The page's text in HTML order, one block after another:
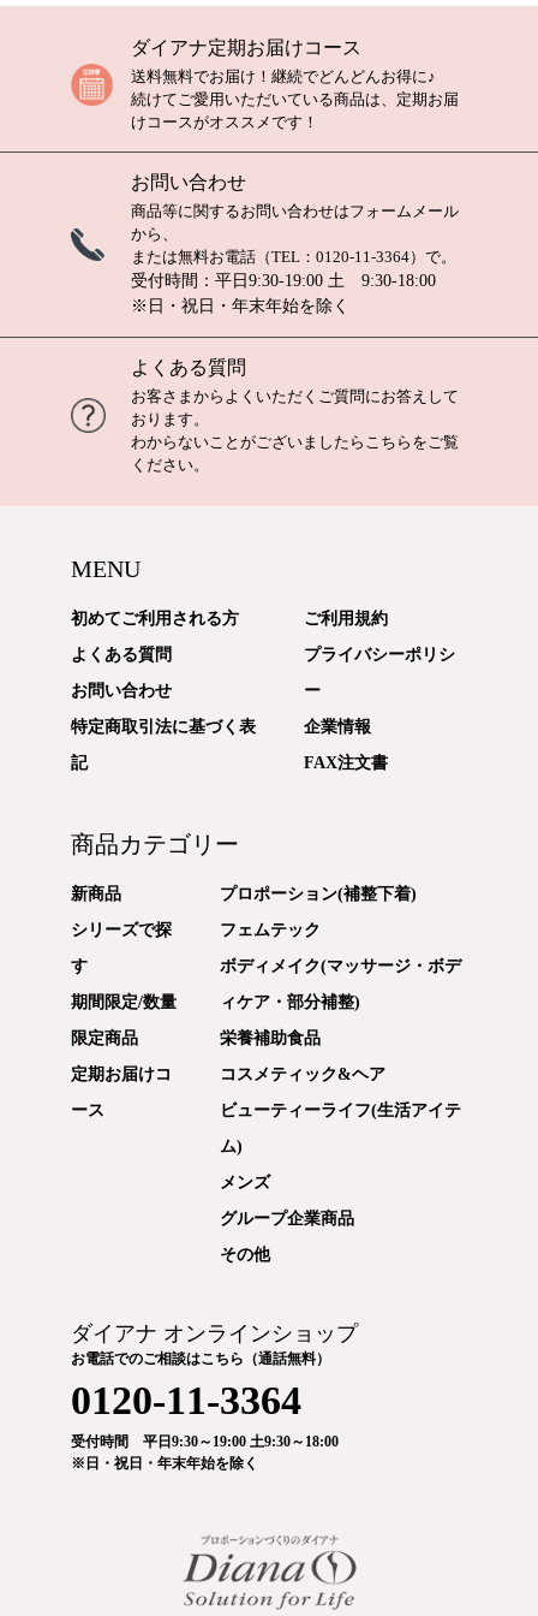
ダイアナ定期お届けコース
送料無料でお届け！継続でどんどんお得に♪
続けてご愛用いただいている商品は、定期お届
けコースがオススメです！
お問い合わせ
商品等に関するお問い合わせはフォームメール
から、
または無料お電話（TEL： 0120-11-3364）で。
受付時間：平日9:30-19:00 土 9:30-18:00
※日・祝日・年末年始を除く
よくある質問
お客さまからよくいただくご質問にお答えして
おります。
わからないことがございましたら こちら をご覧
ください。
MENU
初めてご利用される方
よくある質問
お問い合わせ
特定商取引法に基づく表
記
ご利用規約
プライバシーポリシ
ー
企業情報
FAX注文書
商品カテゴリー
新商品
シリーズで探
す
期間限定/数量
限定商品
定期お届けコ
ース
プロポーション(補整下着)
フェムテック
ボディメイク(マッサージ・ボデ
ィケア・部分補整)
栄養補助食品
コスメティック&ヘア
ビューティーライフ(生活アイテ
ム)
メンズ
グループ企業商品
その他
ダイアナ オンラインショップ
お電話でのご相談はこちら（通話無料）
0120-11-3364
受付時間 平日9:30～19:00 土9:30～18:00
※日・祝日・年末年始を除く